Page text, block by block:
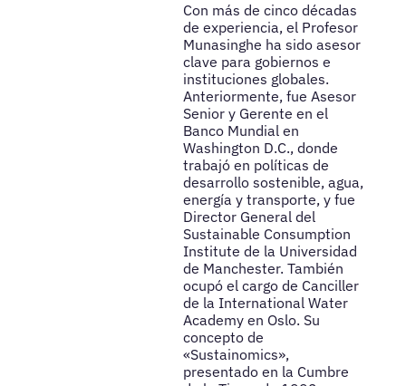
Con más de cinco décadas
de experiencia, el Profesor
Munasinghe ha sido asesor
clave para gobiernos e
instituciones globales.
Anteriormente, fue Asesor
Senior y Gerente en el
Banco Mundial en
Washington D.C., donde
trabajó en políticas de
desarrollo sostenible, agua,
energía y transporte, y fue
Director General del
Sustainable Consumption
Institute de la Universidad
de Manchester. También
ocupó el cargo de Canciller
de la International Water
Academy en Oslo. Su
concepto de
«Sustainomics»,
presentado en la Cumbre